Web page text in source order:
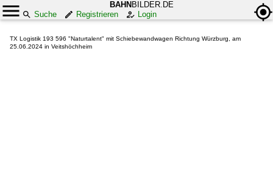
BAHN BILDER.DE
Suche
Registrieren Login
TX Logistik 193 596 "Naturtalent" mit Schiebewandwagen Richtung Würzburg, am
25.06.2024 in Veitshöchheim